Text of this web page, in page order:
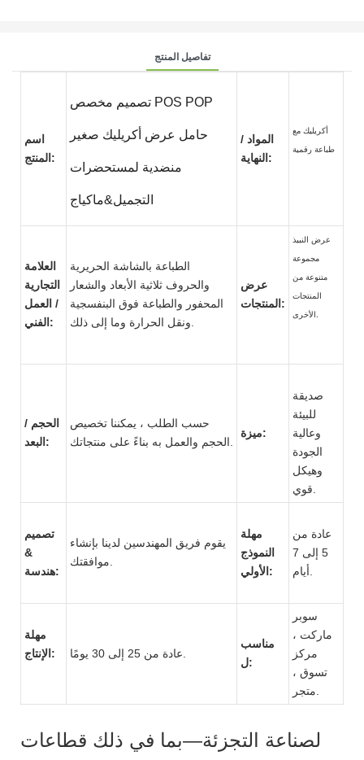
تفاصيل المنتج
اسم
المنتج:
تصميم مخصص POS POP
حامل عرض أكريليك صغير
منضدية لمستحضرات
المواد /
النهاية:
أكريليك مع
طباعة رقمية
العلامة
التجارية
/ العمل
الفني:
الطباعة بالشاشة الحريرية
والحروف ثلاثية الأبعاد والشعار
المحفور والطباعة فوق البنفسجية
عرض
المنتجات:
عرض النبيذ
مجموعة
متنوعة من
المنتجات
الحجم /
البعد:
حسب الطلب ، يمكننا تخصيص
ميزة:
صديقة
للبيئة
وعالية
الجودة
وهيكل
تصميم
&
هندسة:
يقوم فريق المهندسين لدينا بإنشاء
مهلة
النموذج
الأولي:
عادة من
5 إلى 7
مهلة
الإنتاج:
مناسب
ل:
سوبر
ماركت ،
مركز
تسوق ،
لصناعة التجزئة—بما في ذلك قطاعات